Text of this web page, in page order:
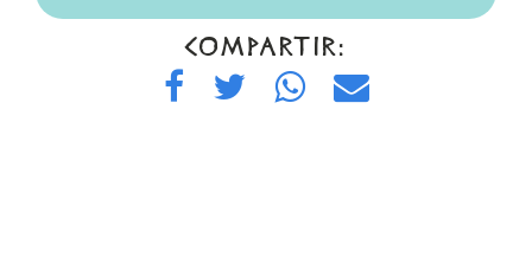
COMPARTIR: